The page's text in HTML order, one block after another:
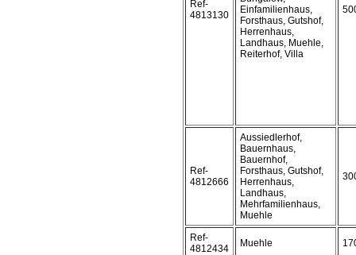
Ref-
4813130
Einfamilienhaus,
Forsthaus, Gutshof,
Herrenhaus,
Landhaus, Muehle,
Reiterhof, Villa
Ref-
4812666
Aussiedlerhof,
Bauernhaus,
Bauernhof,
Forsthaus, Gutshof,
Herrenhaus,
Landhaus,
Mehrfamilienhaus,
Muehle
Ref-
4812434
Muehle